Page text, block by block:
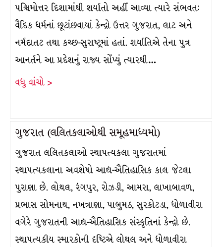
પશ્ચિમોત્તર દિશામાંથી શર્યાતો અહીં આવ્યા ત્યારે સંભવત:
વૈદિક ધર્મનાં છૂટાંછવાયાં કેન્દ્રો ઉત્તર ગુજરાત, લાટ અને
નર્મદાતટ તથા કચ્છ-સુરાષ્ટ્રમાં હતાં. શર્યાતિએ તેના પુત્ર
આનર્તને આ પ્રદેશનું રાજ્ય સોંપ્યું ત્યારથી…
વધુ વાંચો >
ગુજરાત (લલિતકલાઓથી સમૂહમાધ્યમો)
ગુજરાત લલિતકલાઓ સ્થાપત્યકલા ગુજરાતમાં
સ્થાપત્યકલાના અવશેષો આદ્ય-ઐતિહાસિક કાલ જેટલા
પુરાણા છે. લોથલ, રંગપુર, રોઝડી, આમરા, લાખાબાવળ,
પ્રભાસ સોમનાથ, નખત્રાણા, પાબુમઠ, સુરકોટડા, ધોળાવીરા
વગેરે ગુજરાતની આદ્ય-ઐતિહાસિક સંસ્કૃતિનાં કેન્દ્રો છે.
સ્થાપત્યકીય સ્મારકોની દૃષ્ટિએ લોથલ અને ધોળાવીરા